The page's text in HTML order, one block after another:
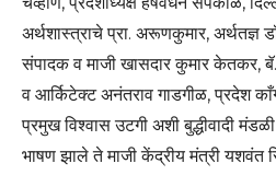
अर्थशास्त्राचे प्रा. अरूणकुमार, अर्थतज्ञ
संपादक व माजी खासदार कुमार केतकर,
व आर्किटेक्ट अनंतराव गाडगीळ, प्रदेश
प्रमुख विश्वास उटगी अशी बुद्धीवादी
भाषण झाले ते माजी केंद्रीय मंत्री यशवंत